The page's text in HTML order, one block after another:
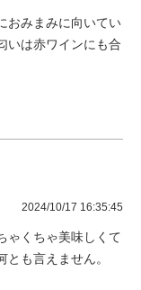
おみまみに向いてい
いは赤ワインにも合
2024/10/17 16:35:45
ゃくちゃ美味しくて
も言えません。